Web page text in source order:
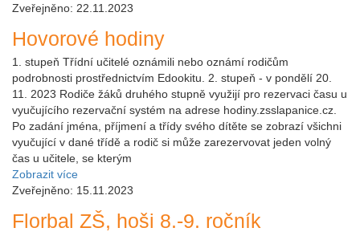
Zveřejněno: 22.11.2023
Hovorové hodiny
1. stupeň Třídní učitelé oznámili nebo oznámí rodičům
podrobnosti prostřednictvím Edookitu. 2. stupeň - v pondělí 20.
11. 2023 Rodiče žáků druhého stupně využijí pro rezervaci času u
vyučujícího rezervační systém na adrese hodiny.zsslapanice.cz.
Po zadání jména, příjmení a třídy svého dítěte se zobrazí všichni
vyučující v dané třídě a rodič si může zarezervovat jeden volný
čas u učitele, se kterým
Zobrazit více
Zveřejněno: 15.11.2023
Florbal ZŠ, hoši 8.-9. ročník